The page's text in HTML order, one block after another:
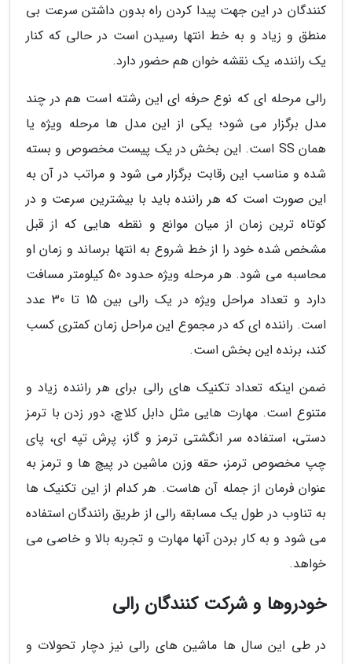
کنندگان در این جهت پیدا کردن راه بدون داشتن سرعت بی
منطق و زیاد و به خط انتها رسیدن است در حالی که کنار
یک راننده، یک نقشه خوان هم حضور دارد.
رالی مرحله ای که نوع حرفه ای این رشته است هم در چند
مدل برگزار می شود؛ یکی از این مدل ها مرحله ویژه یا
همان SS است. این بخش در یک پیست مخصوص و بسته
شده و مناسب این رقابت برگزار می شود و مراتب در آن به
این صورت است که هر راننده باید با بیشترین سرعت و در
کوتاه ترین زمان از میان موانع و نقطه هایی که از قبل
مشخص شده خود را از خط شروع به انتها برساند و زمان او
محاسبه می شود. هر مرحله ویژه حدود 50 کیلومتر مسافت
دارد و تعداد مراحل ویژه در یک رالی بین 15 تا 30 عدد
است. راننده ای که در مجموع این مراحل زمان کمتری کسب
کند، برنده این بخش است.
ضمن اینکه تعداد تکنیک های رالی برای هر راننده زیاد و
متنوع است. مهارت هایی مثل دابل کلاچ، دور زدن با ترمز
دستی، استفاده سر انگشتی ترمز و گاز، پرش تپه ای، پای
چپ مخصوص ترمز، حقه وزن ماشین در پیچ ها و ترمز به
عنوان فرمان از جمله آن هاست. هر کدام از این تکنیک ها
به تناوب در طول یک مسابقه رالی از طریق رانندگان استفاده
می شود و به کار بردن آنها مهارت و تجربه بالا و خاصی می
خواهد.
خودروها و شرکت کنندگان رالی
در طی این سال ها ماشین های رالی نیز دچار تحولات و